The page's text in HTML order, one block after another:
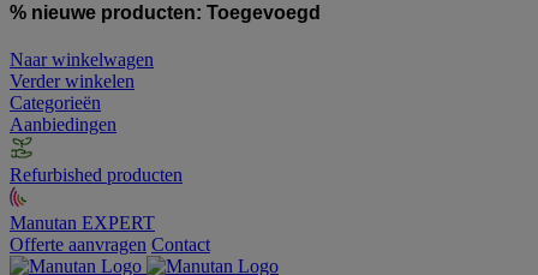
% nieuwe producten: Toegevoegd
Naar winkelwagen
Verder winkelen
Categorieën
Aanbiedingen
Refurbished producten
Manutan EXPERT
Offerte aanvragen Contact